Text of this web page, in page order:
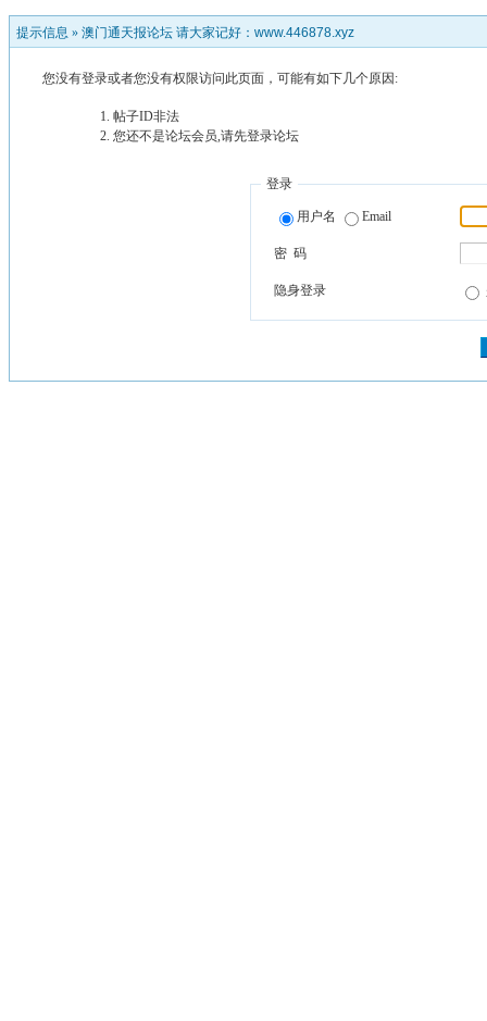
提示信息 » 澳门通天报论坛 请大家记好：www.446878.xyz
您没有登录或者您没有权限访问此页面，可能有如下几个原因:
帖子ID非法
您还不是论坛会员,请先登录论坛
登录
用户名 Email
密 码
隐身登录